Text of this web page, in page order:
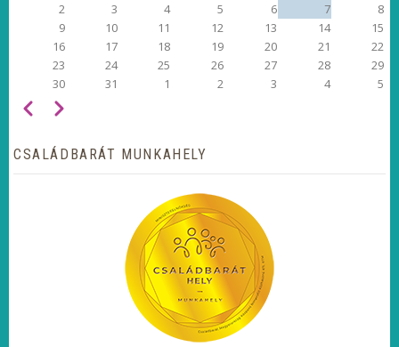
2
3 4 5 6 7
8
9
10 11 12 13 14
15
16
17 18 19 20 21
22
23
24 25 26 27 28
29
30
31 1 2 3 4 5
OLDALSZÁMOZÁS
Előző Következő
CSALÁDBARÁT MUNKAHELY